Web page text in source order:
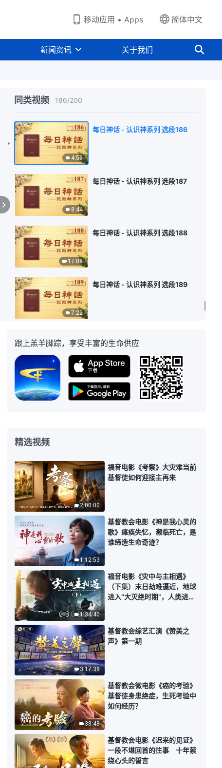
移动应用 • Apps 简体中文
新闻资讯 关于我们
同类视频 186/200
6:16
每日神话 - 认识神系列 选段184
4:59
每日神话 - 认识神系列 选段186
8:44
每日神话 - 认识神系列 选段187
17:08
每日神话 - 认识神系列 选段188
7:22
每日神话 - 认识神系列 选段189
8:43
每日神话 - 认识神系列 选段191
4:09
3:12
每日神话 - 认识神系列 选段193
18:33
每日神话 - 认识神系列 选段194
9:39
每日神话 - 认识神系列 选段195
17:08
每日神话 - 认识神系列 选段196
5:45
每日神话 - 认识神系列 选段197
每日神话 - 认识神系列 选段198
跟上羔羊脚踪，享受丰富的生命供应
精选视频
2:00:00
福音电影《考察》大灾难当前
基督徒如何迎接主再来
1:12:53
基督教会电影《神是我心灵的
歌》瘫痪失忆，濒临死亡，是
谁缔造生命奇迹？
1:34:40
福音电影《灾中与主相遇》
（下集）末日劫难逼近，地球
进入“大灭绝时期”，人类进入
3:17:39
基督教会综艺汇演《赞美之
声》第一期
38:48
基督教会微电影《癌的考验》
基督徒身患绝症，生死考验中
如何经历？
基督教会电影《迟来的见证》
一段不堪回首的往事 十年萦
绕心头的誓言